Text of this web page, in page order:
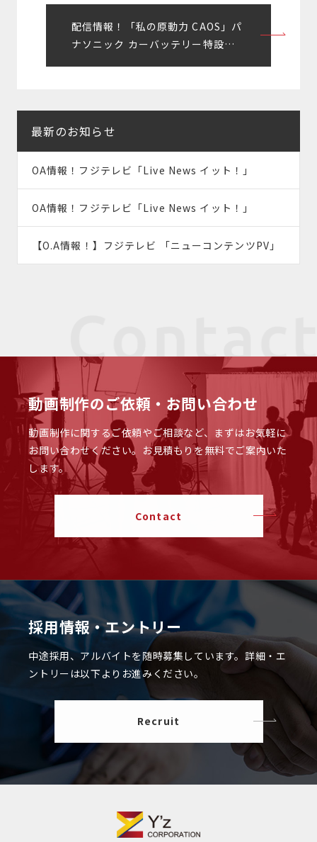
ビ
ー
ョ
ン
配信情報！「私の原動力 CAOS」パ
ナソニック カーバッテリー特設サ
最新のお知らせ
OA情報！フジテレビ「Live News イット！」
OA情報！フジテレビ「Live News イット！」
【O.A情報！】フジテレビ 「ニューコンテンツPV」
動画制作のご依頼・お問い合わせ
動画制作に関するご依頼やご相談など、まずはお気軽に
お問い合わせください。 お見積もりを無料でご案内いた
します。
Contact
採用情報・エントリー
中途採用、アルバイトを随時募集しています。 詳細・エ
ントリーは以下よりお進みください。
Recruit